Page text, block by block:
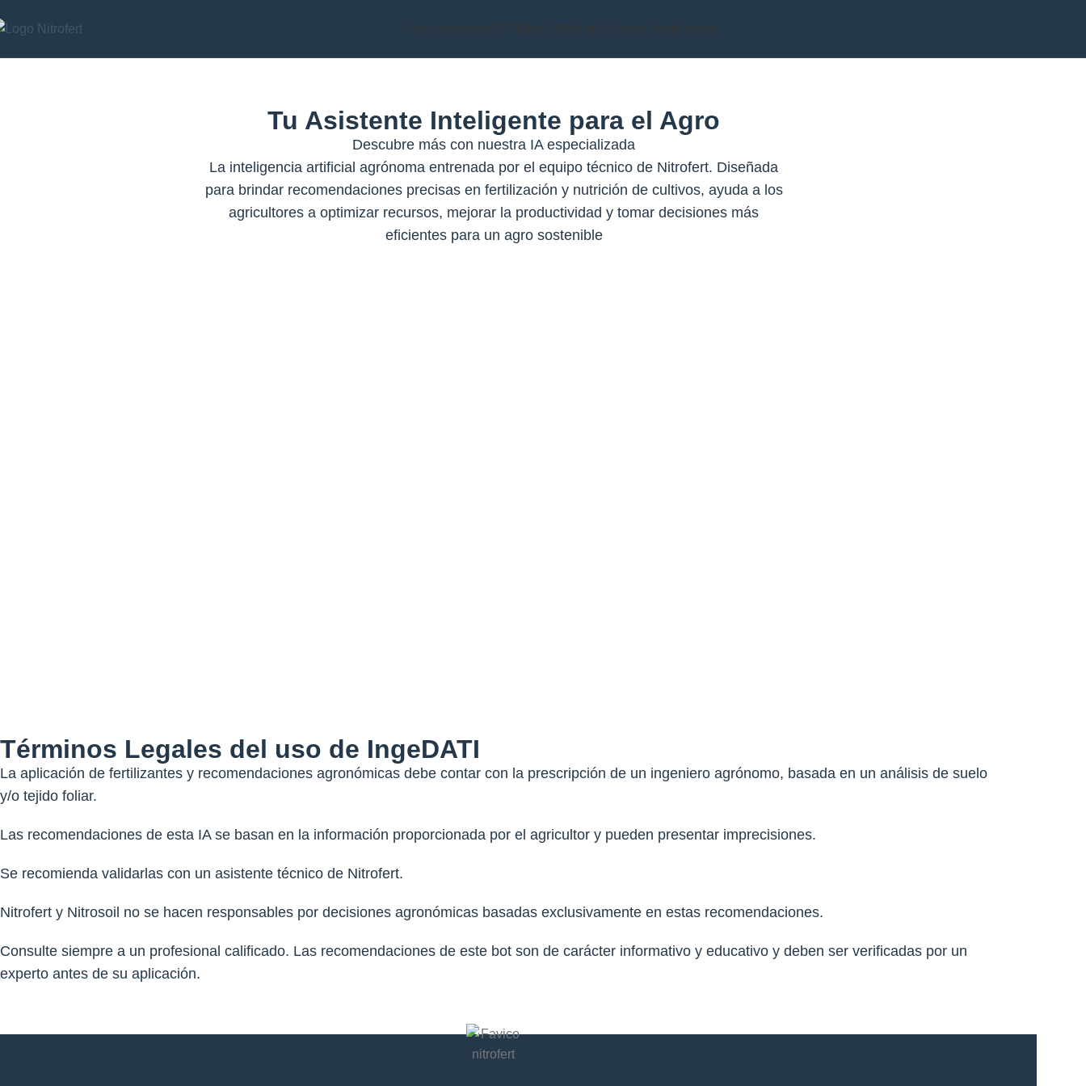
Productos IngeDATI Blog / NoticiasCursosContáctenos
Tu Asistente Inteligente para el Agro
Descubre más con nuestra IA especializada
La inteligencia artificial agrónoma entrenada por el equipo técnico de Nitrofert. Diseñada
para brindar recomendaciones precisas en fertilización y nutrición de cultivos, ayuda a los
agricultores a optimizar recursos, mejorar la productividad y tomar decisiones más
eficientes para un agro sostenible
Términos Legales del uso de IngeDATI
La aplicación de fertilizantes y recomendaciones agronómicas debe contar con la prescripción de un ingeniero agrónomo, basada en un análisis de suelo
y/o tejido foliar.
Las recomendaciones de esta IA se basan en la información proporcionada por el agricultor y pueden presentar imprecisiones.
Se recomienda validarlas con un asistente técnico de Nitrofert.
Nitrofert y Nitrosoil no se hacen responsables por decisiones agronómicas basadas exclusivamente en estas recomendaciones.
Consulte siempre a un profesional calificado. Las recomendaciones de este bot son de carácter informativo y educativo y deben ser verificadas por un
experto antes de su aplicación.